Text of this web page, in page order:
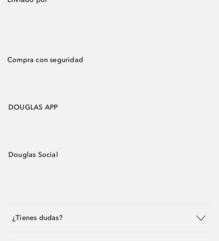
Compra con seguridad
DOUGLAS APP
Douglas Social
¿Tienes dudas?